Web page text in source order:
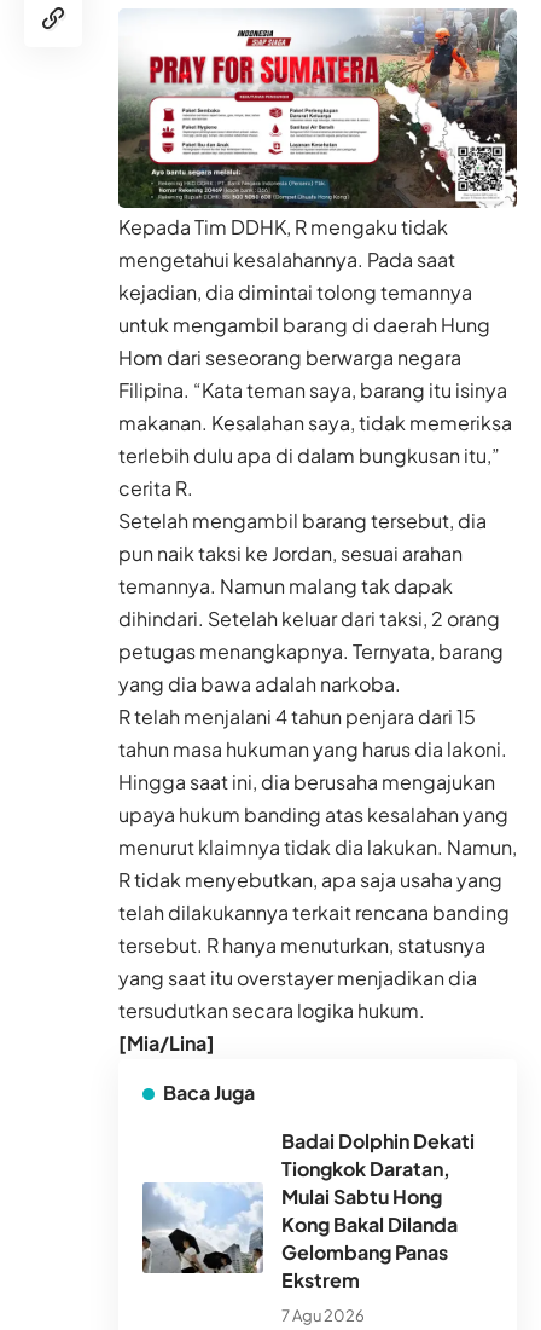
Kepada Tim DDHK, R mengaku tidak
mengetahui kesalahannya. Pada saat
kejadian, dia dimintai tolong temannya
untuk mengambil barang di daerah Hung
Hom dari seseorang berwarga negara
Filipina. “Kata teman saya, barang itu isinya
makanan. Kesalahan saya, tidak memeriksa
terlebih dulu apa di dalam bungkusan itu,”
cerita R.
Setelah mengambil barang tersebut, dia
pun naik taksi ke Jordan, sesuai arahan
temannya. Namun malang tak dapak
dihindari. Setelah keluar dari taksi, 2 orang
petugas menangkapnya. Ternyata, barang
yang dia bawa adalah narkoba.
R telah menjalani 4 tahun penjara dari 15
tahun masa hukuman yang harus dia lakoni.
Hingga saat ini, dia berusaha mengajukan
upaya hukum banding atas kesalahan yang
menurut klaimnya tidak dia lakukan. Namun,
R tidak menyebutkan, apa saja usaha yang
telah dilakukannya terkait rencana banding
tersebut. R hanya menuturkan, statusnya
yang saat itu overstayer menjadikan dia
tersudutkan secara logika hukum.
[Mia/Lina]
Baca Juga
Badai Dolphin Dekati
Tiongkok Daratan,
Mulai Sabtu Hong
Kong Bakal Dilanda
Gelombang Panas
Ekstrem
7 Agu 2026